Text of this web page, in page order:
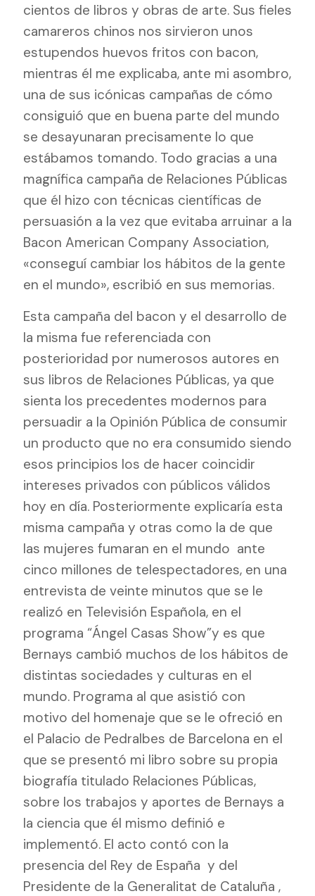
cientos de libros y obras de arte. Sus fieles
camareros chinos nos sirvieron unos
estupendos huevos fritos con bacon,
mientras él me explicaba, ante mi asombro,
una de sus icónicas campañas de cómo
consiguió que en buena parte del mundo
se desayunaran precisamente lo que
estábamos tomando. Todo gracias a una
magnífica campaña de Relaciones Públicas
que él hizo con técnicas científicas de
persuasión a la vez que evitaba arruinar a la
Bacon American Company Association,
«conseguí cambiar los hábitos de la gente
en el mundo», escribió en sus memorias.
Esta campaña del bacon y el desarrollo de
la misma fue referenciada con
posterioridad por numerosos autores en
sus libros de Relaciones Públicas, ya que
sienta los precedentes modernos para
persuadir a la Opinión Pública de consumir
un producto que no era consumido siendo
esos principios los de hacer coincidir
intereses privados con públicos válidos
hoy en día. Posteriormente explicaría esta
misma campaña y otras como la de que
las mujeres fumaran en el mundo ante
cinco millones de telespectadores, en una
entrevista de veinte minutos que se le
realizó en Televisión Española, en el
programa “Ángel Casas Show”y es que
Bernays cambió muchos de los hábitos de
distintas sociedades y culturas en el
mundo. Programa al que asistió con
motivo del homenaje que se le ofreció en
el Palacio de Pedralbes de Barcelona en el
que se presentó mi libro sobre su propia
biografía titulado Relaciones Públicas,
sobre los trabajos y aportes de Bernays a
la ciencia que él mismo definió e
implementó. El acto contó con la
presencia del Rey de España y del
Presidente de la Generalitat de Cataluña ,